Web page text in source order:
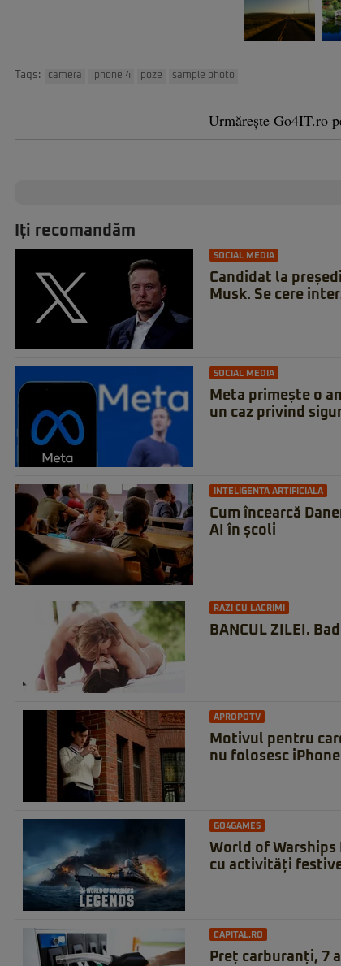
Tags: camera iphone 4 poze sample photo
Urmărește Go4IT.ro
Iți recomandăm
SOCIAL MEDIA
Candidat la
Musk. Se cere
SOCIAL MEDIA
Meta primește o
un caz privind
INTELIGENTA ARTIFICIALA
Cum încearcă
AI în școli
RAZI CU LACRIMI
BANCUL ZILEI.
APROPOTV
Motivul pentru
nu folosesc iPhone
GO4GAMES
World of Warships
cu activități
CAPITAL.RO
Preț carburanți, 7